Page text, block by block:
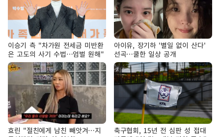
이승기 측 "차가원 전세금 미반환
은 고도의 사기 수법…엄벌 원해"
아이유, 장기하 '별일 없이 산다'
선곡…쿨한 일상 공개
효린 "절친에게 남친 빼앗겨…지
축구협회, 15년 전 심판 성 접대